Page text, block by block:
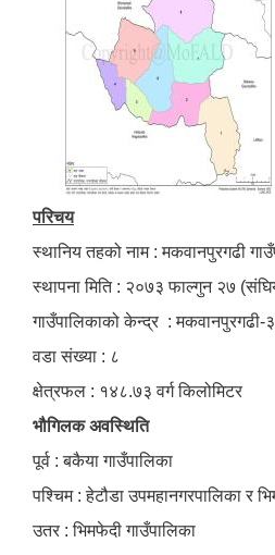
परिचय
स्थानिय तहको नाम : मकवानपुरगढी
स्थापना मिति : २०७३ फाल्गुन २७
गाउँपालिकाको केन्द्र : मकवानपुरगढी-
वडा संख्या : ८
क्षेत्रफल : १४८.७३ वर्ग किलोमिटर
भौगिलक अवस्थिति
पूर्व : बकैया गाउँपालिका
पश्चिम : हेटौडा उपमहानगरपालिका र
उतर : भिमफेदी गाउँपालिका